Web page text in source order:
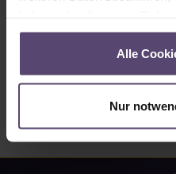
gesammelt haben.
Alle
Nur
Manuelle Vor-Ort-Steuerung
Funkhand…Mehr
Bewertungen